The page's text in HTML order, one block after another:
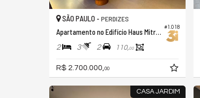
#1.018
SÃO PAULO - PERDIZES
Apartamento no Edifício Haus Mitre Perdizes
2 3 2 110,00
R$ 2.700.000, 00
CASA JARDIM